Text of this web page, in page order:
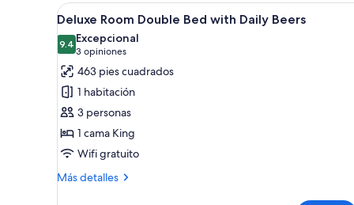
Abrir
todas
las
fotos
de
Deluxe
Room
Double
Bed
with
Una habitación de hotel con
6
Deluxe Room Double Bed with Daily Beers
9.49.4 de 10
Excepcional
3 opiniones
(3
opiniones)
463 pies cuadrados
1 habitación
3 personas
1 cama King
Wifi gratuito
Más detalles
Más